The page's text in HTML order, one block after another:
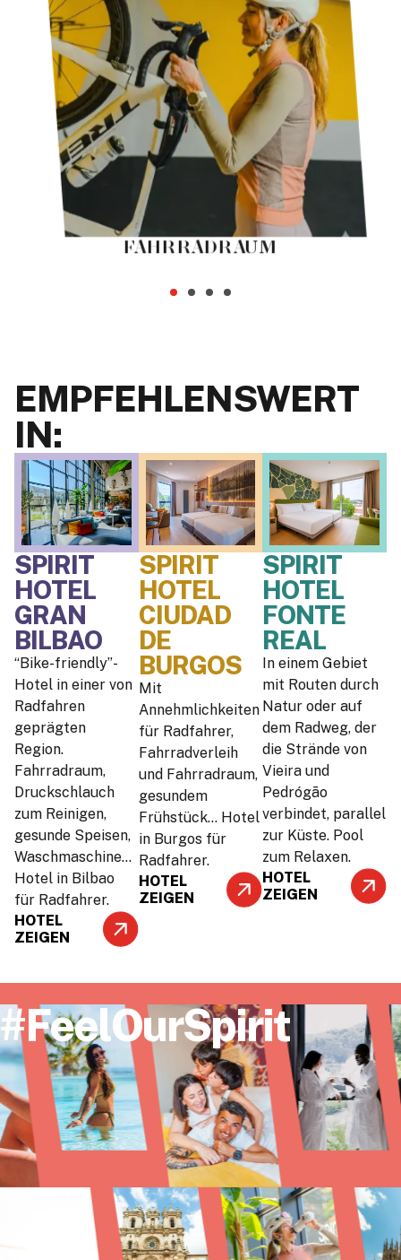
FAHRRADRAUM
EMPFEHLENSWERT
IN:
SPIRIT
HOTEL
GRAN
BILBAO
“Bike-friendly”-
Hotel in einer von
Radfahren
geprägten
Region.
Fahrradraum,
Druckschlauch
zum Reinigen,
gesunde Speisen,
Waschmaschine…
Hotel in Bilbao
für Radfahrer.
HOTEL
ZEIGEN
SPIRIT
HOTEL
CIUDAD
DE
BURGOS
Mit
Annehmlichkeiten
für Radfahrer,
Fahrradverleih
und Fahrradraum,
gesundem
Frühstück… Hotel
in Burgos für
Radfahrer.
HOTEL
ZEIGEN
SPIRIT
HOTEL
FONTE
REAL
In einem Gebiet
mit Routen durch
Natur oder auf
dem Radweg, der
die Strände von
Vieira und
Pedrógão
verbindet, parallel
zur Küste. Pool
zum Relaxen.
HOTEL
ZEIGEN
#FeelOurSpirit